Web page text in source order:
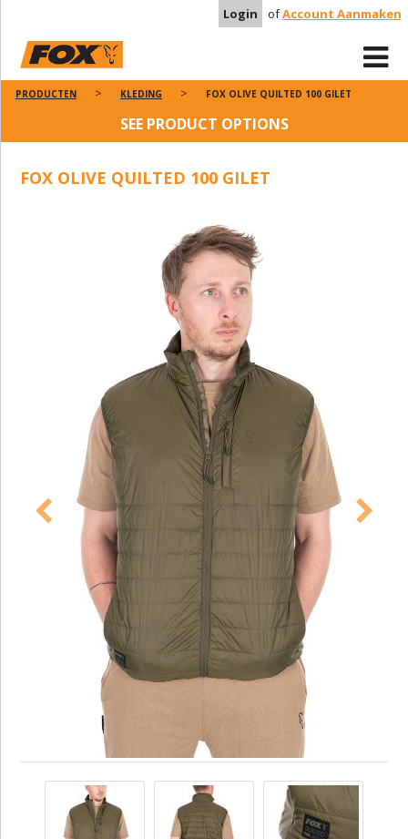
Login ofAccount Aanmaken
PRODUCTEN KLEDING FOX OLIVE QUILTED 100 GILET
SEE PRODUCT OPTIONS
FOX OLIVE QUILTED 100 GILET